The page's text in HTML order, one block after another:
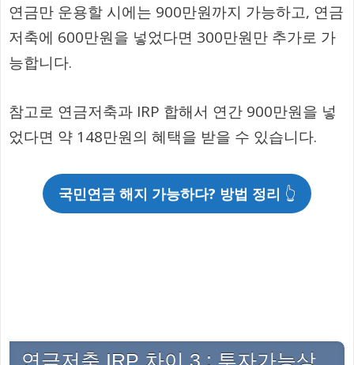
연금만 운용할 시에는 900만원까지 가능하고, 연금
저축에 600만원을 넣었다면 300만원만 추가로 가
능합니다.
참고로 연금저축과 IRP 합해서 연간 900만원을 넣
었다면 약 148만원의 혜택을 받을 수 있습니다.
국민연금 해지 가능하다? 방법 정리 👆
연금저축 IRP 차이 3 : 투자가능상